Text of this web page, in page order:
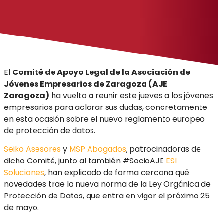
El Comité de Apoyo Legal de la Asociación de
Jóvenes Empresarios de Zaragoza (AJE
Zaragoza) ha vuelto a reunir este jueves a los jóvenes
empresarios para aclarar sus dudas, concretamente
en esta ocasión sobre el nuevo reglamento europeo
de protección de datos.
Seiko Asesores y MSP Abogados, patrocinadoras de
dicho Comité, junto al también #SocioAJE ESI
Soluciones, han explicado de forma cercana qué
novedades trae la nueva norma de la Ley Orgánica de
Protección de Datos, que entra en vigor el próximo 25
de mayo.